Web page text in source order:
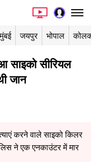
मुंबई जयपुर भोपाल
सीरियल
जान
करने वाले साइको किलर
ने एक एनकाउंटर में मार